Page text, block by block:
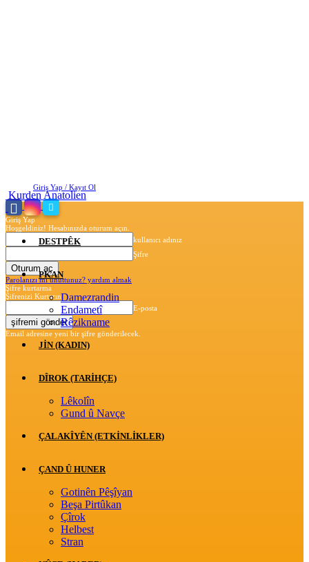
Giriş Yap / Kayıt Ol
Giriş Yap
Hoşgeldiniz! Hesabınızda oturum açın.
kullanıcı adınız
Şifre
Parolanızı mı unuttunuz? yardım almak
Şifre kurtarma
Şifrenizi Kurtarın
E-posta
Email adresine yeni bir şifre gönderilecek.
Kurden Anatolien
DESTPÊK
PKAN
Damezrandin
Endametî
Rêzikname
JİN (KADIN)
DÎROK (TARİHÇE)
Lêkolîn
Gund û Navçe
ÇALAKÎYÊN (ETKINLIKLER)
ÇAND Û HUNER
Gotinên Pêşîyan
Beşa Pirtûkan
Çîrok
Helbest
Stran